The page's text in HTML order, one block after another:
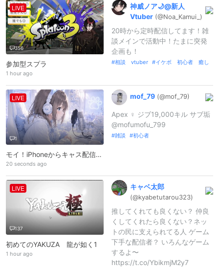
LIVE
356
参加型スプラ
1 hour ago
神威ノア🌙@新人
Vtuber (@Noa_ Kamui_ )
20時から定時配信してます！雑
談メインで活動中！たまに突発
企画も！
相談 vtuber イケボ 初心者 癒し
LIVE
1
モイ！iPhoneからキャス配信中 -
20 seconds ago
mof_ 79 (@mof_ 79)
Apex ♀ ジブ19,000キル サブ垢
@mofumofu_799
雑談 初心者
LIVE
137
初めてのYAKUZA 龍が如く1
1 hour ago
キャベ太郎
(@kyabetutarou323)
推してくれても良くない？ 仲良
くしてくれたら良くない？ネッ
トの民に支えられてる人 ゲーム
下手な配信者？ いろんなゲーム
するよ〜
https://t.co/YbikmjM2y7